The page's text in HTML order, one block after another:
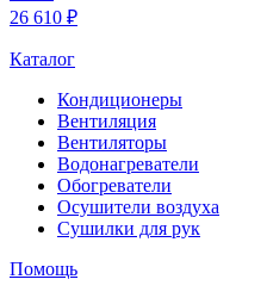
26 610 ₽
Каталог
Кондиционеры
Вентиляция
Вентиляторы
Водонагреватели
Обогреватели
Осушители воздуха
Сушилки для рук
Помощь